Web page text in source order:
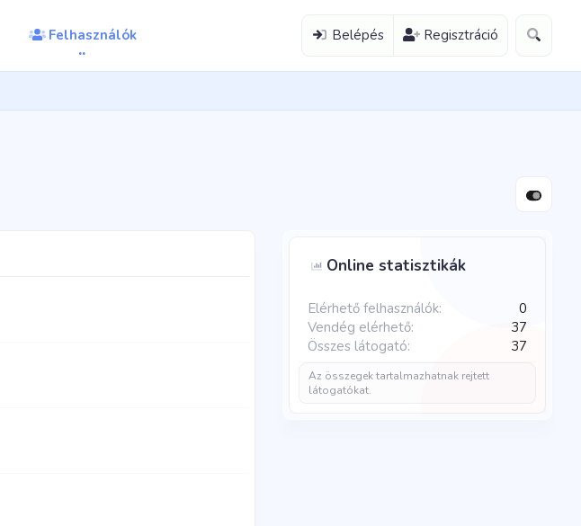
Felhasználók Belépés Regisztráció
Online statisztikák
Elérhető felhasználók
0
Vendég elérhető
37
Összes látogató
37
Az összegek tartalmazhatnak rejtett
látogatókat.